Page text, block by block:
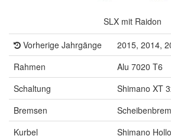
SLX mit Raidon
Vorherige Jahrgänge
2015, 2014,
Rahmen
Alu 7020 T6
Schaltung
Shimano XT
Bremsen
Kurbel
Shimano